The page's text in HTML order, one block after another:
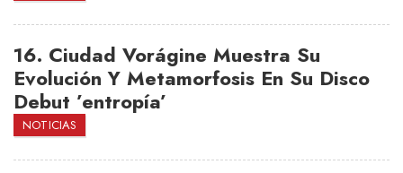
16. Ciudad Vorágine Muestra Su
Evolución Y Metamorfosis En Su Disco
Debut ’entropía’
NOTICIAS